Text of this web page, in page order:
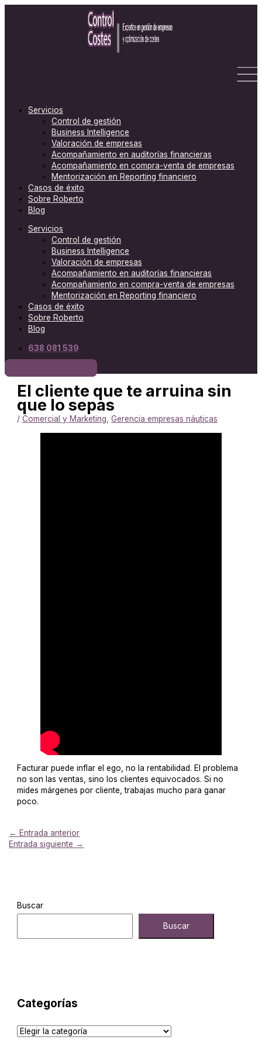
Servicios
Control de gestión
Business Intelligence
Valoración de empresas
Acompañamiento en auditorías financieras
Acompañamiento en compra-venta de empresas
Mentorización en Reporting financiero
Casos de éxito
Sobre Roberto
Blog
Servicios
Control de gestión
Business Intelligence
Valoración de empresas
Acompañamiento en auditorías financieras
Acompañamiento en compra-venta de empresas
Mentorización en Reporting financiero
Casos de éxito
Sobre Roberto
Blog
638 081 539
El cliente que te arruina sin
que lo sepas
/Comercial y Marketing,Gerencia empresas náuticas
Facturar puede inflar el ego, no la rentabilidad. El problema
no son las ventas, sino los clientes equivocados. Si no
mides márgenes por cliente, trabajas mucho para ganar
poco.
← Entrada anterior
Entrada siguiente →
Buscar
Buscar
Categorías